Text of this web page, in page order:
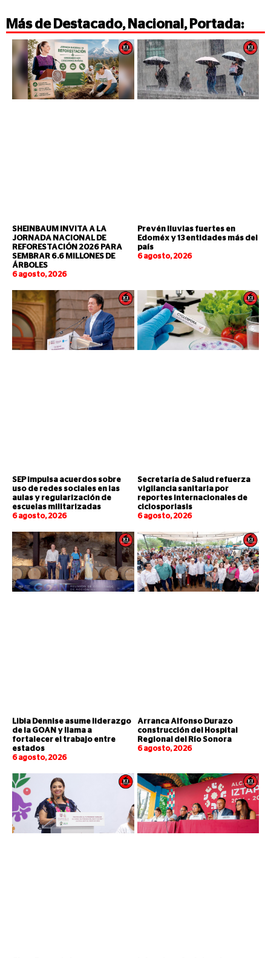
Más de Destacado, Nacional , Portada:
SHEINBAUM INVITA A LA
JORNADA NACIONAL DE
REFORESTACIÓN 2026 PARA
SEMBRAR 6.6 MILLONES DE
ÁRBOLES
6 agosto, 2026
Prevén lluvias fuertes en
Edoméx y 13 entidades más del
país
6 agosto, 2026
SEP impulsa acuerdos sobre
uso de redes sociales en las
aulas y regularización de
escuelas militarizadas
6 agosto, 2026
Secretaría de Salud refuerza
vigilancia sanitaria por
reportes internacionales de
ciclosporiasis
6 agosto, 2026
Libia Dennise asume liderazgo
de la GOAN y llama a
fortalecer el trabajo entre
estados
6 agosto, 2026
Arranca Alfonso Durazo
construcción del Hospital
Regional del Río Sonora
6 agosto, 2026